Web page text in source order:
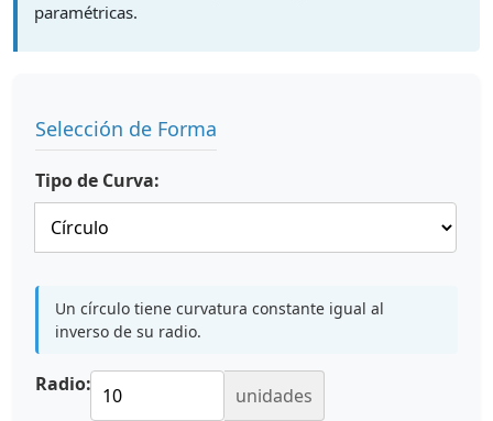
paramétricas.
Selección de Forma
Tipo de Curva:
Un círculo tiene curvatura constante igual al
inverso de su radio.
Radio: unidades